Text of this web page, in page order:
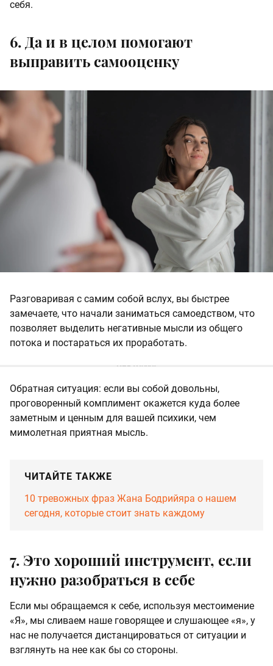
себя.
6. Да и в целом помогают
выправить самооценку
Разговаривая с самим собой вслух, вы быстрее
замечаете, что начали заниматься самоедством, что
позволяет выделить негативные мысли из общего
потока и постараться их проработать.
Обратная ситуация: если вы собой довольны,
проговоренный комплимент окажется куда более
заметным и ценным для вашей психики, чем
мимолетная приятная мысль.
ЧИТАЙТЕ ТАКЖЕ
10 тревожных фраз Жана Бодрийяра о нашем
сегодня, которые стоит знать каждому
7. Это хороший инструмент, если
нужно разобраться в себе
Если мы обращаемся к себе, используя местоимение
«Я», мы сливаем наше говорящее и слушающее «я», у
нас не получается дистанцироваться от ситуации и
взглянуть на нее как бы со стороны.